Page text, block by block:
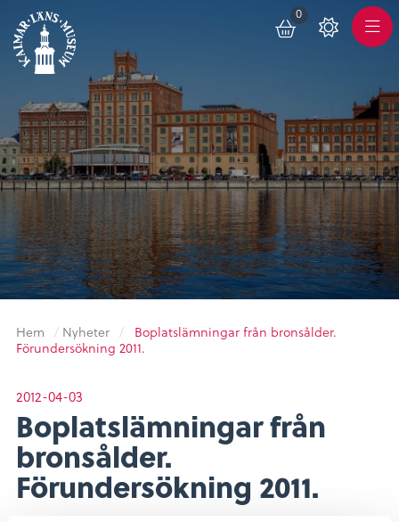
Varukorg
0 Toggle
Color
Scheme
Meny
Hem / Nyheter /
Boplatslämningar från bronsålder.
Förundersökning 2011.
2012-04-03
Boplatslämningar från
bronsålder.
Förundersökning 2011.